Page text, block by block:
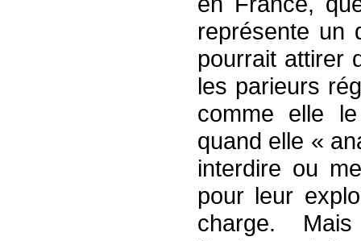
représente un
pourrait attirer
les parieurs
comme elle
quand elle «
interdire ou
pour leur
charge.